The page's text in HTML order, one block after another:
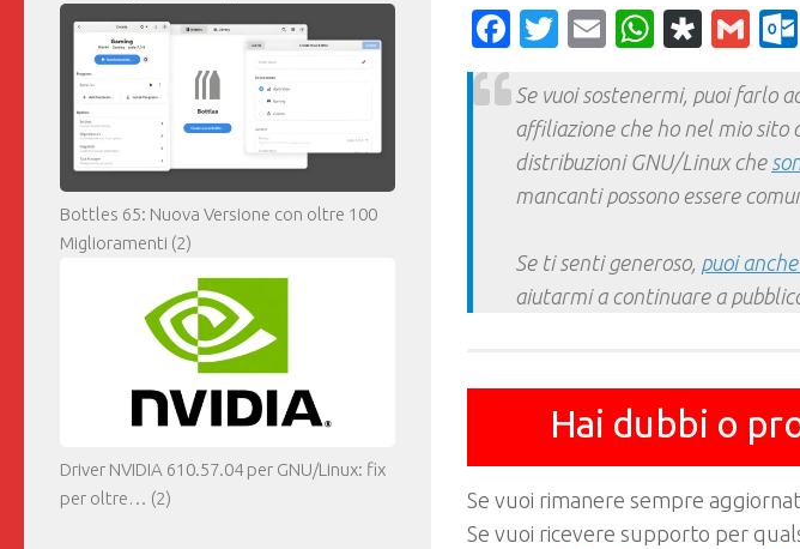
Facebook
Twitter
Email
Se vuoi sostenermi, puoi farlo
affiliazione che ho nel mio sito
distribuzioni GNU/Linux che
mancanti possono essere
Se ti senti generoso, puoi
aiutarmi a continuare a
Hai dubbi o
Se vuoi rimanere sempre
Se vuoi ricevere supporto per
Bottles 65: Nuova Versione con oltre 100
Miglioramenti (2)
Driver NVIDIA 610.57.04 per GNU/Linux: fix
per oltre… (2)